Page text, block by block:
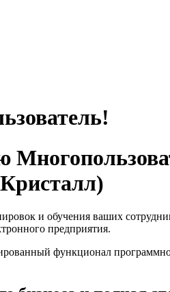
и обучения ваших
предприятия.
функционал